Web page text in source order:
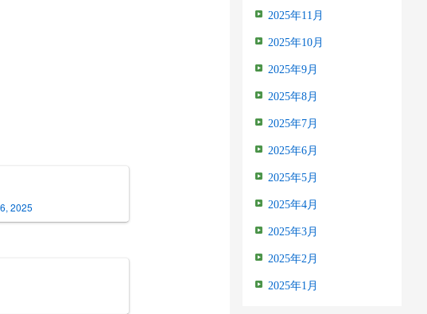
2025
2025年11月
2025年10月
2025年9月
2025年8月
2025年7月
2025年6月
2025年5月
2025年4月
2025年3月
2025年2月
2025年1月